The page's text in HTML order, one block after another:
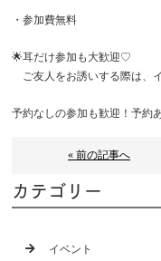
・参加費無料
🌟耳だけ参加も大歓迎♡
ご友人をお誘いする際は、
予約なしの参加も歓迎！予約
« 前の記事へ
カテゴリー
イベント